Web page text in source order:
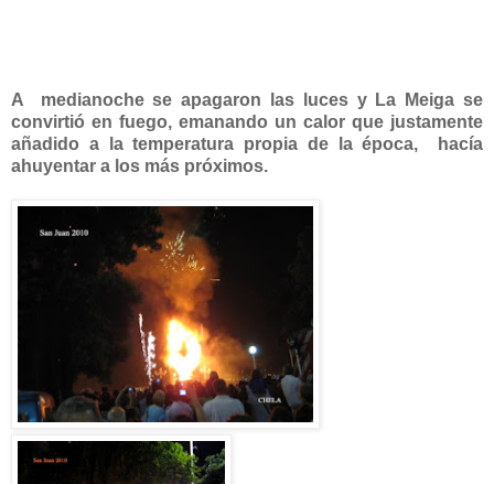
A medianoche se apagaron las luces y La Meiga se
convirtió en fuego, emanando un calor que justamente
añadido a la temperatura propia de la época, hacía
ahuyentar a los más próximos.